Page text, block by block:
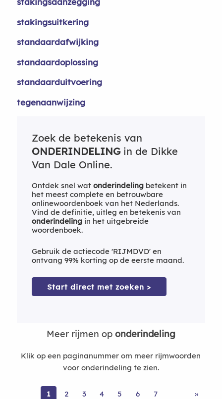
stakingsuitkering
standaardafwijking
standaardoplossing
standaarduitvoering
tegenaanwijzing
Zoek de betekenis van
ONDERINDELINGin de Dikke
Van Dale Online.
Ontdek snel wat onderindelingbetekent in
het meest complete en betrouwbare
onlinewoordenboek van het Nederlands.
Vind de definitie, uitleg en betekenis van
onderindelingin het uitgebreide
woordenboek.
Gebruik de actiecode 'RIJMDVD' en
ontvang 99% korting op de eerste maand.
Start direct met zoeken >
Meer rijmen op onderindeling
Klik op een paginanummer om meer rijmwoorden
voor onderindeling te zien.
1 2 3 4 5 6 7 »